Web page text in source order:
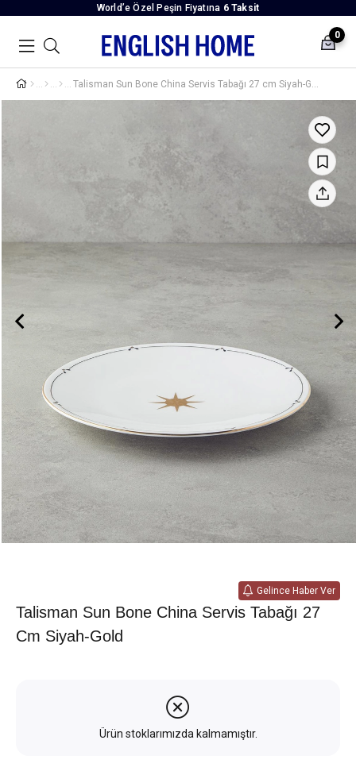
World’e Özel Peşin Fiyatına 6 Taksit
0
Talisman Sun Bone China Servis Tabağı 27 cm Siyah-Gold
Gelince Haber Ver
Talisman Sun Bone China Servis Tabağı 27
Cm Siyah-Gold
Ürün stoklarımızda kalmamıştır.